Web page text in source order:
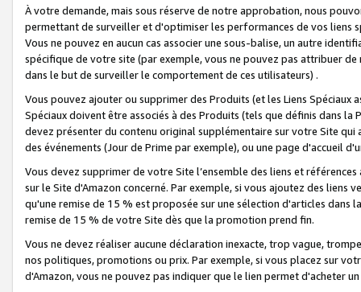
À votre demande, mais sous réserve de notre approbation, nous
permettant de surveiller et d'optimiser les performances de vos liens
Vous ne pouvez en aucun cas associer une sous-balise, un autre
spécifique de votre site (par exemple, vous ne pouvez pas attribuer
dans le but de surveiller le comportement de ces utilisateurs) .
Vous pouvez ajouter ou supprimer des Produits (et les Liens
Spéciaux doivent être associés à des Produits (tels que définis dans
devez présenter du contenu original supplémentaire sur votre Site qui
des événements (Jour de Prime par exemple), ou une page d'accueil
Vous devez supprimer de votre Site l’ensemble des liens et
sur le Site d'Amazon concerné. Par exemple, si vous ajoutez des
qu'une remise de 15 % est proposée sur une sélection d'articles
remise de 15 % de votre Site dès que la promotion prend fin.
Vous ne devez réaliser aucune déclaration inexacte, trop vague,
nos politiques, promotions ou prix. Par exemple, si vous placez sur
d'Amazon, vous ne pouvez pas indiquer que le lien permet d'acheter